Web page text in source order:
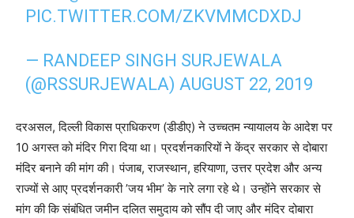
PIC.TWITTER.COM/ZKVMMCDXDJ
— RANDEEP SINGH SURJEWALA
(@RSSURJEWALA)AUGUST 22, 2019
दरअसल, दिल्ली विकास प्राधिकरण (डीडीए) ने उच्चतम न्यायालय के आदेश पर
10 अगस्त को मंदिर गिरा दिया था। प्रदर्शनकारियों ने केंद्र सरकार से दोबारा
मंदिर बनाने की मांग की। पंजाब, राजस्थान, हरियाणा, उत्तर प्रदेश और अन्य
राज्यों से आए प्रदर्शनकारी ’जय भीम’ के नारे लगा रहे थे। उन्होंने सरकार से
मांग की कि संबंधित जमीन दलित समुदाय को सौंप दी जाए और मंदिर दोबारा